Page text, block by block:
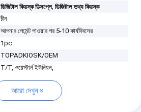
ডিজিটাল কিয়স্ক ডিসপ্লে,ডিজিটাল তথ্য কিয়স্ক
চীন
আপনার পেমেন্ট পাওয়ার পর 5-10 কার্যদিবসের
1pc
TOPADKIOSK/OEM
T/T, ওয়েস্টার্ন ইউনিয়ন,
আরো দেখুন